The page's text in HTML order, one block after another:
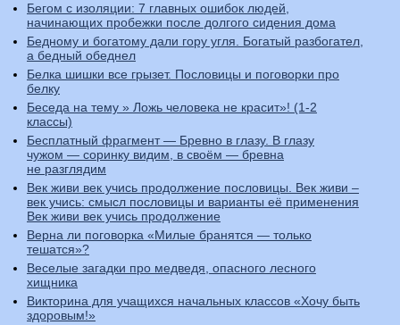
Бегом с изоляции: 7 главных ошибок людей,
начинающих пробежки после долгого сидения дома
Бедному и богатому дали гору угля. Богатый разбогател,
а бедный обеднел
Белка шишки все грызет. Пословицы и поговорки про
белку
Беседа на тему » Ложь человека не красит»! (1-2
классы)
Бесплатный фрагмент — Бревно в глазу. В глазу
чужом — соринку видим, в своём — бревна
не разглядим
Век живи век учись продолжение пословицы. Век живи –
век учись: смысл пословицы и варианты её применения
Век живи век учись продолжение
Верна ли поговорка «Милые бранятся — только
тешатся»?
Веселые загадки про медведя, опасного лесного
хищника
Викторина для учащихся начальных классов «Хочу быть
здоровым!»